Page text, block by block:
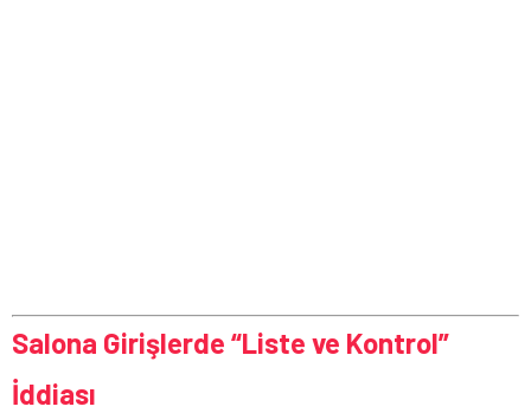
Salona Girişlerde “Liste ve Kontrol”
İddiası